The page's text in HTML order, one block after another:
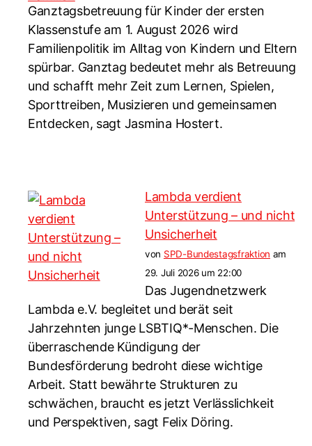
Ganztagsbetreuung für Kinder der ersten
Klassenstufe am 1. August 2026 wird
Familienpolitik im Alltag von Kindern und Eltern
spürbar. Ganztag bedeutet mehr als Betreuung
und schafft mehr Zeit zum Lernen, Spielen,
Sporttreiben, Musizieren und gemeinsamen
Entdecken, sagt Jasmina Hostert.
Lambda verdient
Unterstützung – und nicht
Unsicherheit
von SPD-Bundestagsfraktion am
29. Juli 2026 um 22:00
Das Jugendnetzwerk
Lambda e.V. begleitet und berät seit
Jahrzehnten junge LSBTIQ*-Menschen. Die
überraschende Kündigung der
Bundesförderung bedroht diese wichtige
Arbeit. Statt bewährte Strukturen zu
schwächen, braucht es jetzt Verlässlichkeit
und Perspektiven, sagt Felix Döring.